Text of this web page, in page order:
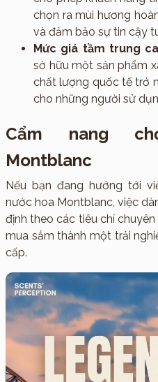
chọn ra mùi hương
và đảm bảo sự tin cậy
Mức giá tầm trung
sở hữu một sản phẩm
chất lượng quốc tế trở
cho những người sử
Cẩm nang
Montblanc
Nếu bạn đang hướng tới
nước hoa Montblanc, việc
định theo các tiêu chí
mua sắm thành một trải
cấp.